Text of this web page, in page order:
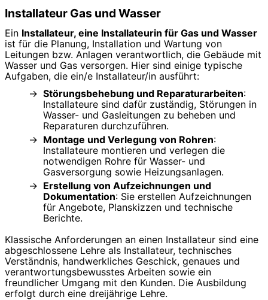
Installateur Gas und Wasser
Ein Installateur, eine Installateurin für Gas und Wasser
ist für die Planung, Installation und Wartung von
Leitungen bzw. Anlagen verantwortlich, die Gebäude mit
Wasser und Gas versorgen. Hier sind einige typische
Aufgaben, die ein/e Installateur/in ausführt:
Störungsbehebung und Reparaturarbeiten:
Installateure sind dafür zuständig, Störungen in
Wasser- und Gasleitungen zu beheben und
Reparaturen durchzuführen.
Montage und Verlegung von Rohren:
Installateure montieren und verlegen die
notwendigen Rohre für Wasser- und
Gasversorgung sowie Heizungsanlagen.
Erstellung von Aufzeichnungen und
Dokumentation: Sie erstellen Aufzeichnungen
für Angebote, Planskizzen und technische
Berichte.
Klassische Anforderungen an einen Installateur sind eine
abgeschlossene Lehre als Installateur, technisches
Verständnis, handwerkliches Geschick, genaues und
verantwortungsbewusstes Arbeiten sowie ein
freundlicher Umgang mit den Kunden. Die Ausbildung
erfolgt durch eine dreijährige Lehre.